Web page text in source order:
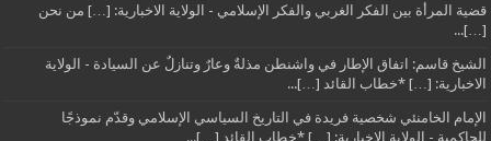
قضية المرأة بين الفكر الغربي والفكر الإسلامي - الولاية الاخبارية: […] من نحن
[…]...
الشيخ قاسم: اتفاق الإطار في واشنطن مذلةٌ وعارٌ وتنازلٌ عن السيادة - الولاية
الاخبارية: […] *خطاب القائد […]...
الإمام الخامنئي شخصية فريدة في التاريخ السياسي الإسلامي وقدّم نموذجًا
للحاكمية - الولاية الاخبارية: […] *خطاب القائد […]...